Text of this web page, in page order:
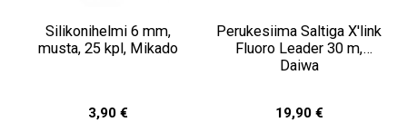
Silikonihelmi 6 mm,
musta, 25 kpl, Mikado
3,90 €
Perukesiima Saltiga X'link
Fluoro Leader 30 m,
Daiwa
19,90 €